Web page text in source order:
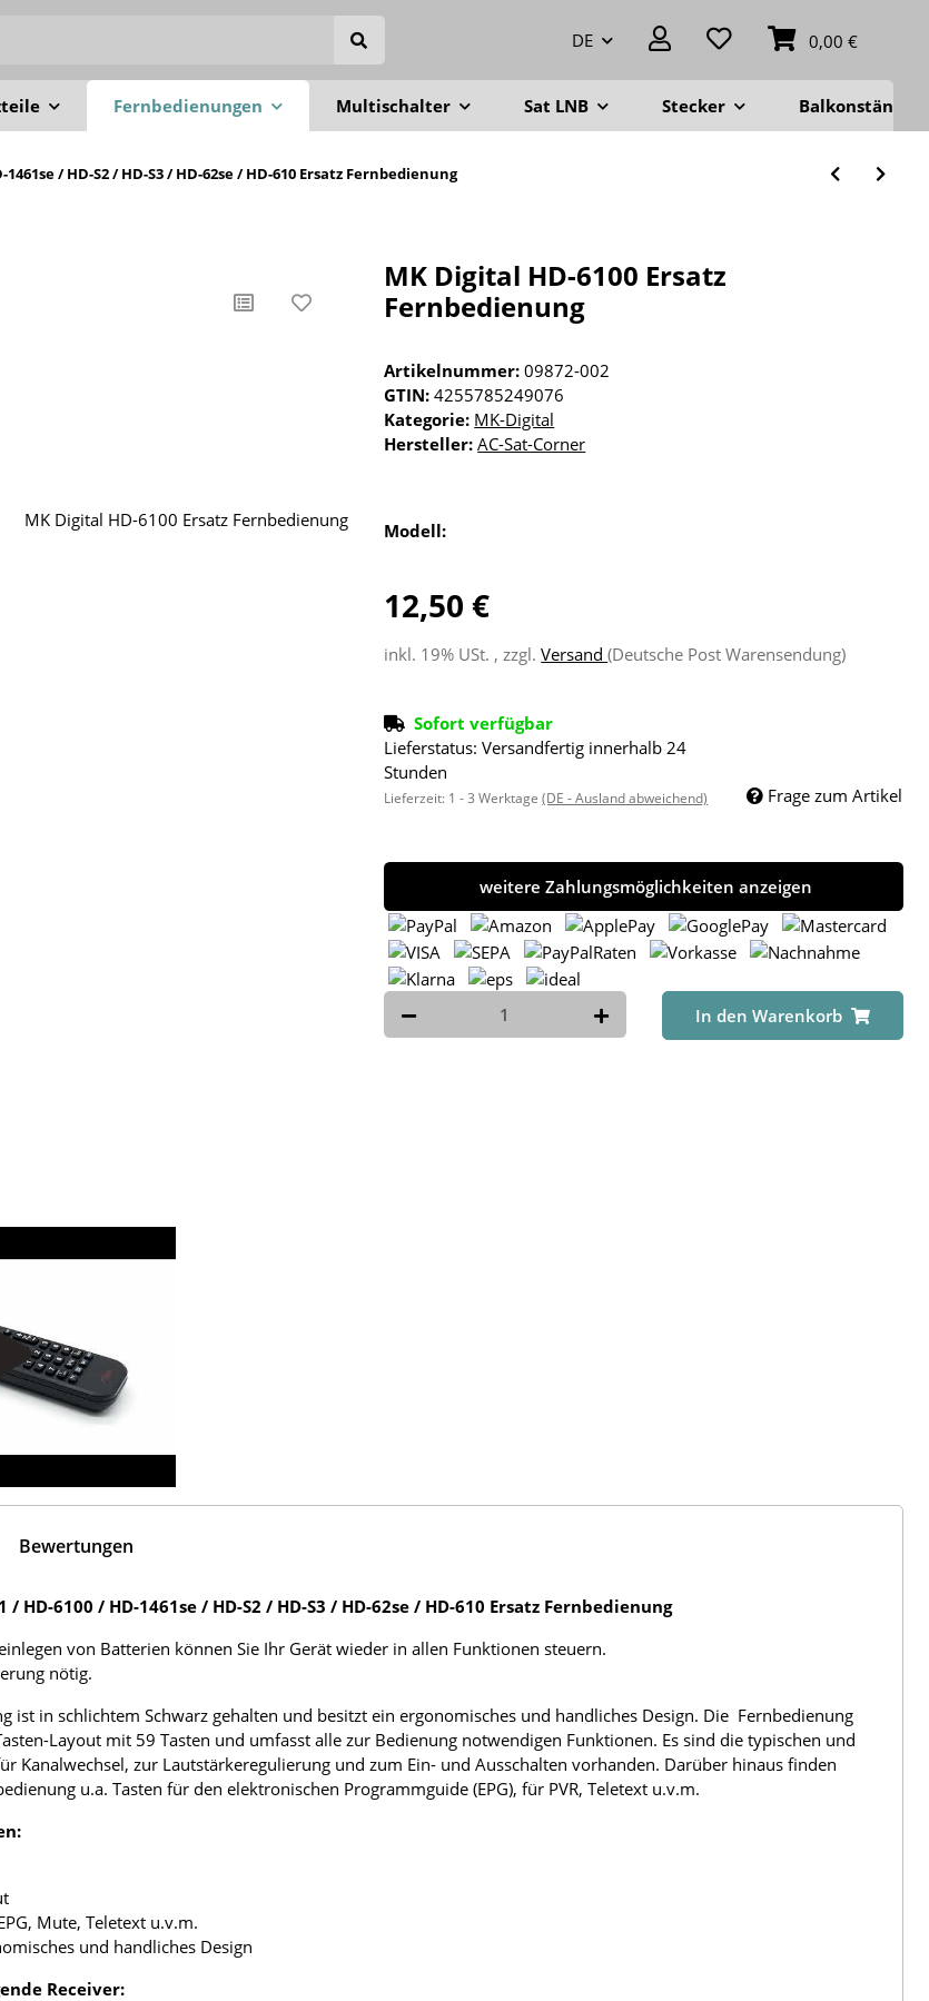
DE 0,00 €
Fernbedienungen Multischalter Sat LNB Stecker Balkonständer
/ HD-S2 / HD-S3 / HD-62se / HD-610 Ersatz Fernbedienung
MK Digital HD-6100 Ersatz
Fernbedienung
Artikelnummer:09872-002
GTIN: 4255785249076
Kategorie: MK-Digital
Hersteller: AC-Sat-Corner
Modell:
12,50 €
inkl. 19% USt. , zzgl.Versand(Deutsche Post Warensendung)
Sofort verfügbar
Lieferstatus: Versandfertig innerhalb 24
Stunden
Lieferzeit: 1 - 3 Werktage(DE - Ausland abweichend) Frage zum Artikel
weitere Zahlungsmöglichkeiten anzeigen
In den Warenkorb
Bewertungen
/ HD-6100 / HD-1461se / HD-S2 / HD-S3 / HD-62se / HD-610 Ersatz Fernbedienung
von Batterien können Sie Ihr Gerät wieder in allen Funktionen steuern.
nötig.
ist in schlichtem Schwarz gehalten und besitzt ein ergonomisches und handliches Design. Die Fernbedienung
Layout mit 59 Tasten und umfasst alle zur Bedienung notwendigen Funktionen. Es sind die typischen und
Kanalwechsel, zur Lautstärkeregulierung und zum Ein- und Ausschalten vorhanden. Darüber hinaus finden
u.a. Tasten für den elektronischen Programmguide (EPG), für PVR, Teletext u.v.m.
Mute, Teletext u.v.m.
und handliches Design
Receiver: